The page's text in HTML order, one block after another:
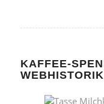
KAFFEE-